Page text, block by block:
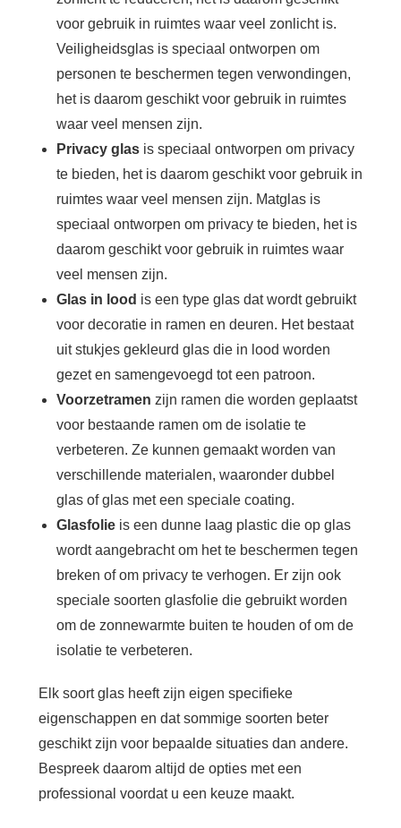
voor gebruik in ruimtes waar veel zonlicht is.
Veiligheidsglas is speciaal ontworpen om
personen te beschermen tegen verwondingen,
het is daarom geschikt voor gebruik in ruimtes
waar veel mensen zijn.
Privacy glasis speciaal ontworpen om privacy
te bieden, het is daarom geschikt voor gebruik in
ruimtes waar veel mensen zijn. Matglas is
speciaal ontworpen om privacy te bieden, het is
daarom geschikt voor gebruik in ruimtes waar
veel mensen zijn.
Glas in lood is een type glas dat wordt gebruikt
voor decoratie in ramen en deuren. Het bestaat
uit stukjes gekleurd glas die in lood worden
gezet en samengevoegd tot een patroon.
Voorzetramen zijn ramen die worden geplaatst
voor bestaande ramen om de isolatie te
verbeteren. Ze kunnen gemaakt worden van
verschillende materialen, waaronder dubbel
glas of glas met een speciale coating.
Glasfolieis een dunne laag plastic die op glas
wordt aangebracht om het te beschermen tegen
breken of om privacy te verhogen. Er zijn ook
speciale soorten glasfolie die gebruikt worden
om de zonnewarmte buiten te houden of om de
isolatie te verbeteren.
Elk soort glas heeft zijn eigen specifieke
eigenschappen en dat sommige soorten beter
geschikt zijn voor bepaalde situaties dan andere.
Bespreek daarom altijd de opties met een
professional voordat u een keuze maakt.